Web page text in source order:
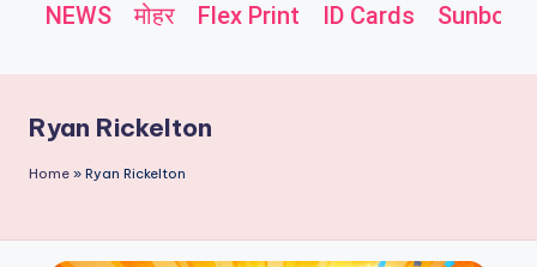
NEWS मोहर Flex Print ID Cards
Ryan Rickelton
Home » Ryan Rickelton